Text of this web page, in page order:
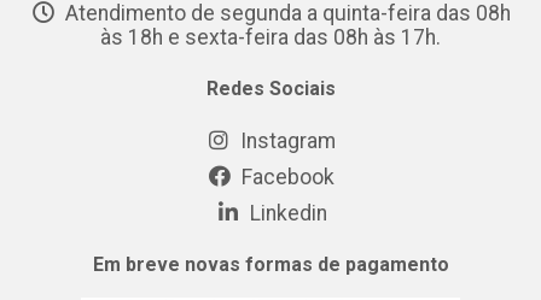
Atendimento de segunda a quinta-feira das 08h
às 18h e sexta-feira das 08h às 17h.
Redes Sociais
Instagram
Facebook
Linkedin
Em breve novas formas de pagamento